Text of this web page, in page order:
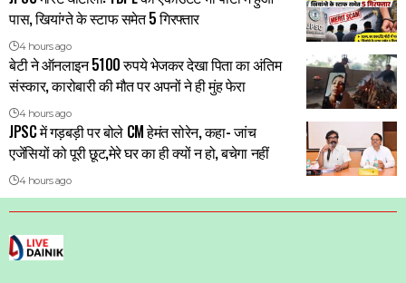
पास, खियांग्ते के स्टाफ समेत 5 गिरफ्तार
4 hours ago
बेटी ने ऑनलाइन 5100 रुपये भेजकर देखा पिता का अंतिम
संस्कार, कारोबारी की मौत पर अपनों ने ही मुंह फेरा
4 hours ago
JPSC में गड़बड़ी पर बोले CM हेमंत सोरेन, कहा- जांच
एजेंसियों को पूरी छूट,मेरे घर का ही क्यों न हो, बचेगा नहीं
4 hours ago